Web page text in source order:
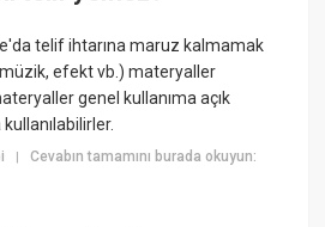
telif ihtarına maruz kalmamak
müzik, efekt vb.) materyaller
genel kullanıma açık
|Cevabın tamamını burada okuyun: